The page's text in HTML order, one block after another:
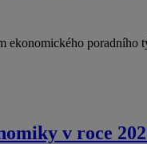
ekonomického
v roce